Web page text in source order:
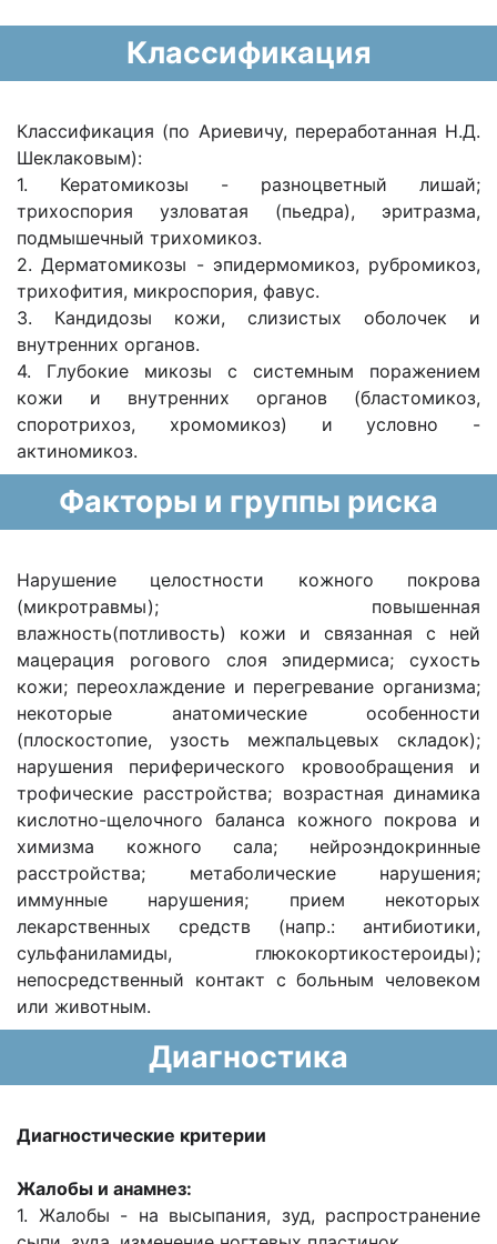
Классификация
Классификация (по Ариевичу, переработанная Н.Д.
Шеклаковым):
1. Кератомикозы - разноцветный лишай;
трихоспория узловатая (пьедра), эритразма,
подмышечный трихомикоз.
2. Дерматомикозы - эпидермомикоз, рубромикоз,
трихофития, микроспория, фавус.
3. Кандидозы кожи, слизистых оболочек и
внутренних органов.
4. Глубокие микозы с системным поражением
кожи и внутренних органов (бластомикоз,
споротрихоз, хромомикоз) и условно -
актиномикоз.
Факторы и группы риска
Нарушение целостности кожного покрова
(микротравмы); повышенная
влажность(потливость) кожи и связанная с ней
мацерация рогового слоя эпидермиса; сухость
кожи; переохлаждение и перегревание организма;
некоторые анатомические особенности
(плоскостопие, узость межпальцевых складок);
нарушения периферического кровообращения и
трофические расстройства; возрастная динамика
кислотно-щелочного баланса кожного покрова и
химизма кожного сала; нейроэндокринные
расстройства; метаболические нарушения;
иммунные нарушения; прием некоторых
лекарственных средств (напр.: антибиотики,
сульфаниламиды, глюкокортикостероиды);
непосредственный контакт с больным человеком
или животным.
Диагностика
Диагностические критерии
Жалобы и анамнез:
1. Жалобы - на высыпания, зуд, распространение